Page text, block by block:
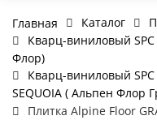
Главная Каталог
Кварц-виниловый
Флор)
Кварц-виниловый
SEQUOIA ( Альпен Флор
Плитка Alpine Floor